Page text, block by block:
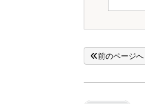
前のページへ